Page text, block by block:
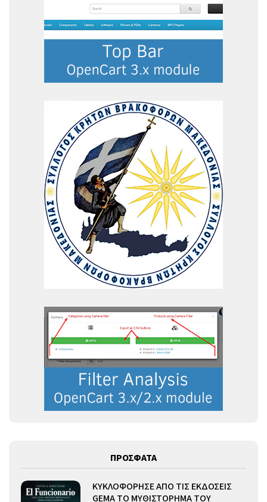
ΠΡΟΣΦΑΤΑ
ΚΥΚΛΟΦΟΡΗΣΕ ΑΠΟ ΤΙΣ ΕΚΔΟΣΕΙΣ
GEMA ΤΟ ΜΥΘΙΣΤΟΡΗΜΑ ΤΟΥ